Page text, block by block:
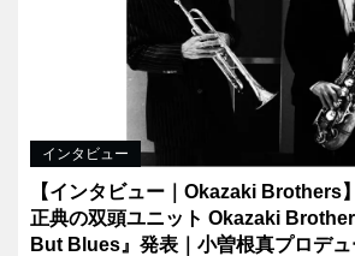
インタビュー
【インタビュー｜Okazaki Brothers
正典の双頭ユニット Okazaki
But Blues』発表｜小曽根真プロデュ